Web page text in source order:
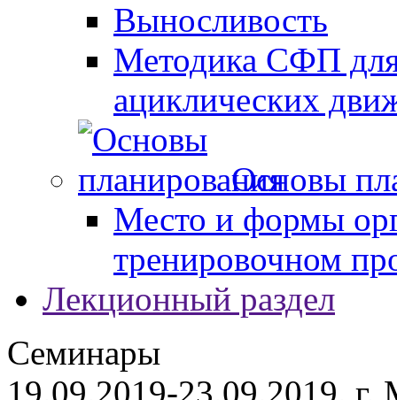
Выносливость
Методика СФП для
ациклических
Основы
Место и формы
тренировочном
Лекционный раздел
Семинары